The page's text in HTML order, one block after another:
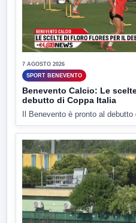
7 AGOSTO 2026
SPORT BENEVENTO
Benevento Calcio: Le
debutto di Coppa Italia
Il Benevento è pronto al